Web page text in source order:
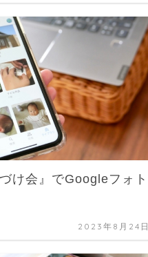
け会』でGoogleフォト
2023年8月24日